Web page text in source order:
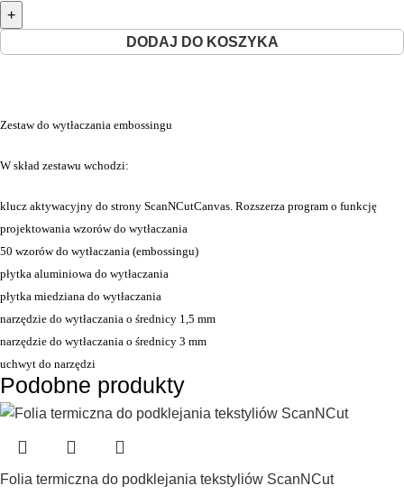
DODAJ DO KOSZYKA
Zestaw do wytłaczania embossingu
W skład zestawu wchodzi:
klucz aktywacyjny do strony ScanNCutCanvas. Rozszerza program o funkcję
projektowania wzorów do wytłaczania
50 wzorów do wytłaczania (embossingu)
płytka aluminiowa do wytłaczania
płytka miedziana do wytłaczania
narzędzie do wytłaczania o średnicy 1,5 mm
narzędzie do wytłaczania o średnicy 3 mm
uchwyt do narzędzi
Podobne produkty
Folia termiczna do podklejania tekstyliów ScanNCut